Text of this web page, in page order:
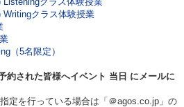
Writingクラス体験授業
（5名限定）
約された皆様へイベント 当日 にメールに
定を行っている場合は「＠agos.co.jp」の